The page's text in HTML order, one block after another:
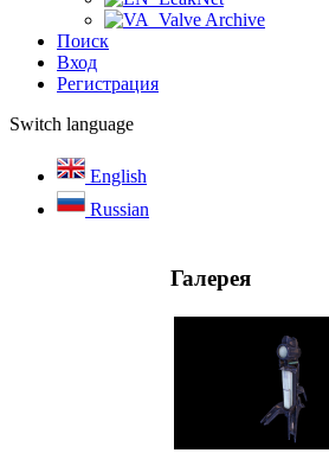
Valve Archive
Поиск
Вход
Регистрация
Switch language
English
Russian
Галерея